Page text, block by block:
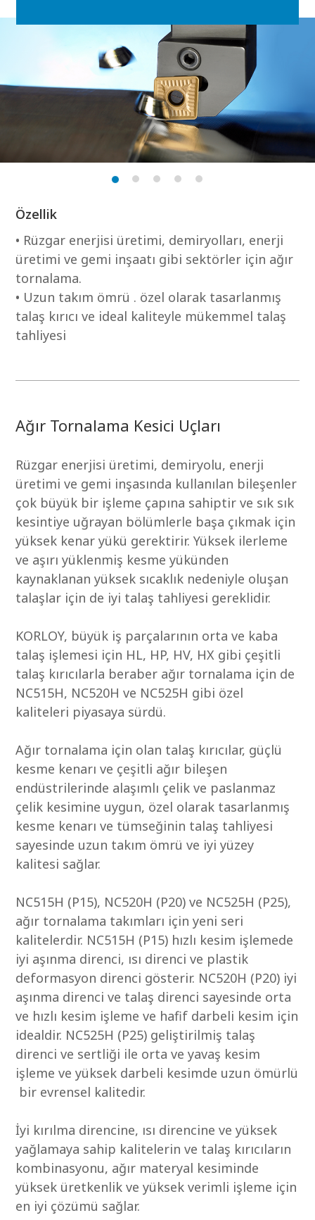
Özellik
• Rüzgar enerjisi üretimi, demiryolları, enerji
üretimi ve gemi inşaatı gibi sektörler için ağır
tornalama.
• Uzun takım ömrü . özel olarak tasarlanmış
talaş kırıcı ve ideal kaliteyle mükemmel talaş
tahliyesi
Ağır Tornalama Kesici Uçları
Rüzgar enerjisi üretimi, demiryolu, enerji
üretimi ve gemi inşasında kullanılan bileşenler
çok büyük bir işleme çapına sahiptir ve sık sık
kesintiye uğrayan bölümlerle başa çıkmak için
yüksek kenar yükü gerektirir. Yüksek ilerleme
ve aşırı yüklenmiş kesme yükünden
kaynaklanan yüksek sıcaklık nedeniyle oluşan
talaşlar için de iyi talaş tahliyesi gereklidir.
KORLOY, büyük iş parçalarının orta ve kaba
talaş işlemesi için HL, HP, HV, HX gibi çeşitli
talaş kırıcılarla beraber ağır tornalama için de
NC515H, NC520H ve NC525H gibi özel
kaliteleri piyasaya sürdü.
Ağır tornalama için olan talaş kırıcılar, güçlü
kesme kenarı ve çeşitli ağır bileşen
endüstrilerinde alaşımlı çelik ve paslanmaz
çelik kesimine uygun, özel olarak tasarlanmış
kesme kenarı ve tümseğinin talaş tahliyesi
sayesinde uzun takım ömrü ve iyi yüzey
kalitesi sağlar.
NC515H (P15), NC520H (P20) ve NC525H (P25),
ağır tornalama takımları için yeni seri
kalitelerdir. NC515H (P15) hızlı kesim işlemede
iyi aşınma direnci, ısı direnci ve plastik
deformasyon direnci gösterir. NC520H (P20) iyi
aşınma direnci ve talaş direnci sayesinde orta
ve hızlı kesim işleme ve hafif darbeli kesim için
idealdir. NC525H (P25) geliştirilmiş talaş
direnci ve sertliği ile orta ve yavaş kesim
işleme ve yüksek darbeli kesimde uzun ömürlü
bir evrensel kalitedir.
İyi kırılma direncine, ısı direncine ve yüksek
yağlamaya sahip kalitelerin ve talaş kırıcıların
kombinasyonu, ağır materyal kesiminde
yüksek üretkenlik ve yüksek verimli işleme için
en iyi çözümü sağlar.